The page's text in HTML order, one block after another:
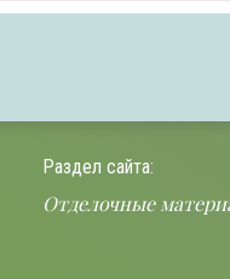
Раздел сайта:
Отделочные